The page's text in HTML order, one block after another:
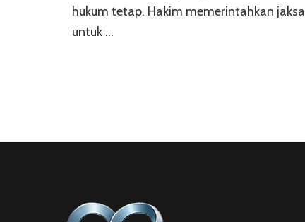
hukum tetap. Hakim memerintahkan jaksa
untuk …